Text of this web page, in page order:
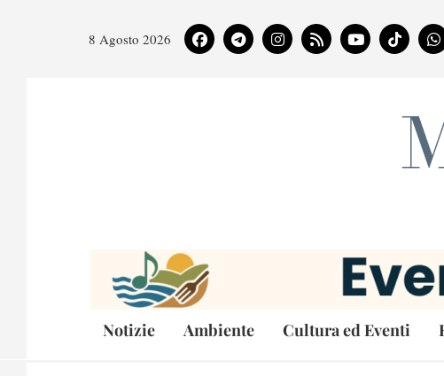
8 Agosto 2026
Notizie Ambiente Cultura ed Eventi